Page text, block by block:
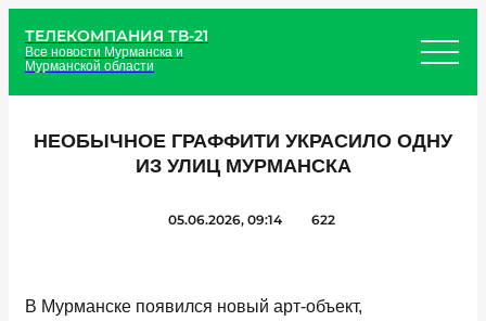
ТЕЛЕКОМПАНИЯ ТВ-21
Все новости Мурманска и
Мурманской области
НЕОБЫЧНОЕ ГРАФФИТИ УКРАСИЛО ОДНУ
ИЗ УЛИЦ МУРМАНСКА
05.06.2026, 09:14 622
В Мурманске появился новый арт-объект,